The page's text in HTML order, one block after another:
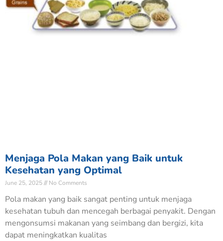
Menjaga Pola Makan yang Baik untuk
Kesehatan yang Optimal
June 25, 2025 No Comments
Pola makan yang baik sangat penting untuk menjaga
kesehatan tubuh dan mencegah berbagai penyakit. Dengan
mengonsumsi makanan yang seimbang dan bergizi, kita
dapat meningkatkan kualitas